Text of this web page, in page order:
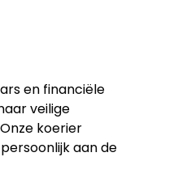
en financiële
veilige
koerier
aan de